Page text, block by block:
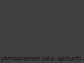
rata-ajotunti